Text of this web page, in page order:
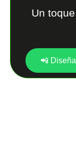
Un
📲